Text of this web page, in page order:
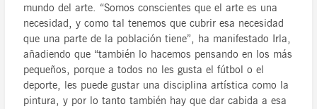
mundo del arte. “Somos conscientes que el arte es una
necesidad, y como tal tenemos que cubrir esa necesidad
que una parte de la población tiene”, ha manifestado Irla,
añadiendo que “también lo hacemos pensando en los más
pequeños, porque a todos no les gusta el fútbol o el
deporte, les puede gustar una disciplina artística como la
pintura, y por lo tanto también hay que dar cabida a esa